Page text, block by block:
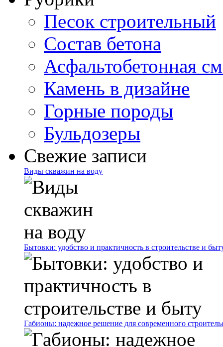
Песок строительный
Состав бетона
Асфальтобетонная
Камень в дизайне
Горные породы
Бульдозеры
Свежие записи
Виды скважин на воду
Бытовки: удобство и практичность в строительстве и
Габионы: надежное решение для современного